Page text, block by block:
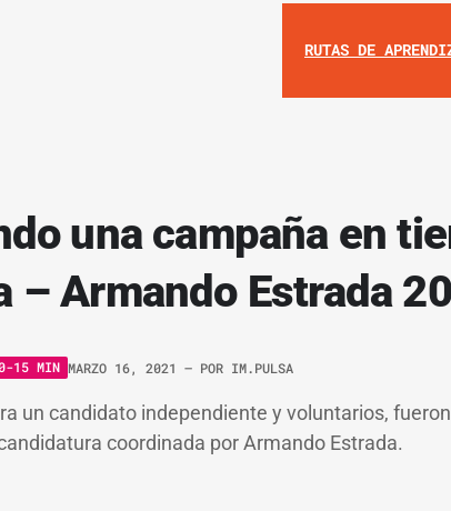
RUTAS DE
una campaña en
– Armando Estrada
15 MIN MARZO 16, 2021 – POR IM.PULSA
un candidato independiente y voluntarios,
coordinada por Armando Estrada.